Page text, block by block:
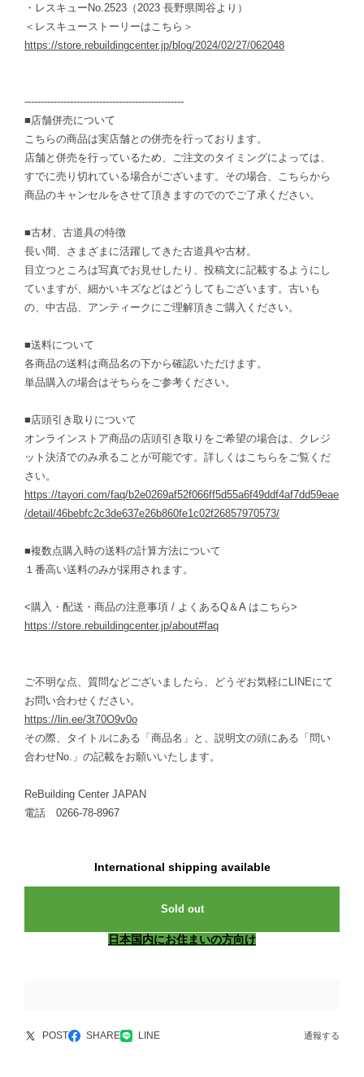
・レスキューNo.2523（2023 長野県岡谷より）
＜レスキューストーリーはこちら＞
https://store.rebuildingcenter.jp/blog/2024/02/27/062048
-------------------------------------------------
■店舗併売について
こちらの商品は実店舗との併売を行っております。
店舗と併売を行っているため、ご注文のタイミングによっては、
すでに売り切れている場合がございます。その場合、こちらから
商品のキャンセルをさせて頂きますのでのでご了承ください。
■古材、古道具の特徴
長い間、さまざまに活躍してきた古道具や古材。
目立つところは写真でお見せしたり、投稿文に記載するようにし
ていますが、細かいキズなどはどうしてもございます。古いも
の、中古品、アンティークにご理解頂きご購入ください。
■送料について
各商品の送料は商品名の下から確認いただけます。
単品購入の場合はそちらをご参考ください。
■店頭引き取りについて
オンラインストア商品の店頭引き取りをご希望の場合は、クレジ
ット決済でのみ承ることが可能です。詳しくはこちらをご覧くだ
さい。
https://tayori.com/faq/b2e0269af52f066ff5d55a6f49ddf4af7dd59eae
/detail/46bebfc2c3de637e26b860fe1c02f26857970573/
■複数点購入時の送料の計算方法について
１番高い送料のみが採用されます。
<購入・配送・商品の注意事項 / よくあるQ＆A はこちら>
https://store.rebuildingcenter.jp/about#faq
ご不明な点、質問などございましたら、どうぞお気軽にLINEにて
お問い合わせください。
https://lin.ee/3t70O9v0o
その際、タイトルにある「商品名」と、説明文の頭にある「問い
合わせNo.」の記載をお願いいたします。
ReBuilding Center JAPAN
電話 0266-78-8967
International shipping available
Sold out
日本国内にお住まいの方向け
POST SHARE LINE 通報する